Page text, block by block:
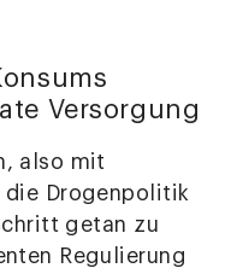
Versorgung
also mit
die Drogenpolitik
getan zu
Regulierung